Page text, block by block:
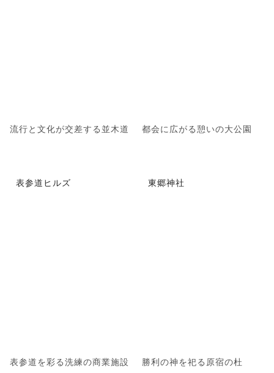
流行と文化が交差する並木道 都会に広がる憩いの大公園
表参道ヒルズ
表参道を彩る洗練の商業施設
東郷神社
勝利の神を祀る原宿の杜